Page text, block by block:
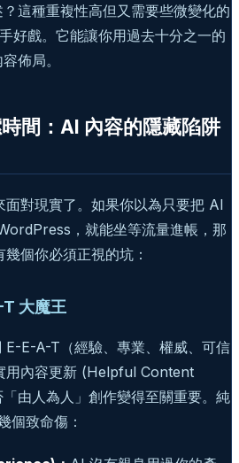
這種重複性高但又需要些微變化的
好戲。它能讓你用過去十分之一的
佈局。
間：AI 內容的隱藏陷阱
面對現實了。如果你以為只要把 AI
，就能坐等流量進帳，那
個你必須正視的坑：
T 大魔王
E-A-T（經驗、專業、權威、可信
用內容更新 (Helpful Content
由人為人」創作變得至關重要。純
個致命傷：